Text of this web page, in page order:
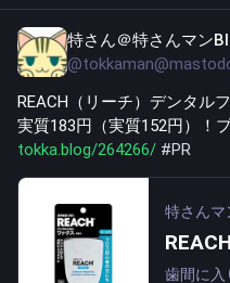
特さん＠特さんマン
REACH（リーチ）デンタル
実質183円（実質152円）！
tokka.blog/264266/ #PR
特さんマ